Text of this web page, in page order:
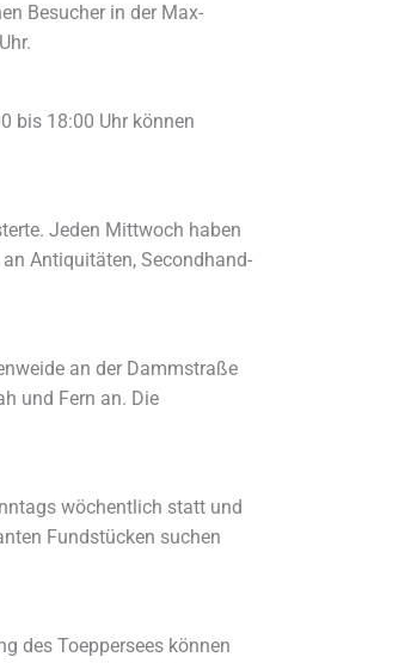
Besucher in der Max-
bis 18:00 Uhr können
Jeden Mittwoch haben
Antiquitäten, Secondhand-
an der Dammstraße
und Fern an. Die
wöchentlich statt und
Fundstücken suchen
des Toeppersees können